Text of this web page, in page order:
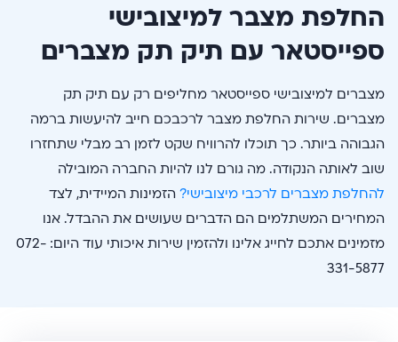
החלפת מצבר למיצובישי
ספייסטאר עם תיק תק מצברים
מצברים למיצובישי ספייסטאר מחליפים רק עם תיק תק
מצברים. שירות החלפת מצבר לרכבכם חייב להיעשות ברמה
הגבוהה ביותר. כך תוכלו להרוויח שקט לזמן רב מבלי שתחזרו
שוב לאותה הנקודה. מה גורם לנו להיות החברה המובילה
להחלפת מצברים לרכבי מיצובישי? הזמינות המיידית, לצד
המחירים המשתלמים הם הדברים שעושים את ההבדל. אנו
מזמינים אתכם לחייג אלינו ולהזמין שירות איכותי עוד היום: 072-
331-5877